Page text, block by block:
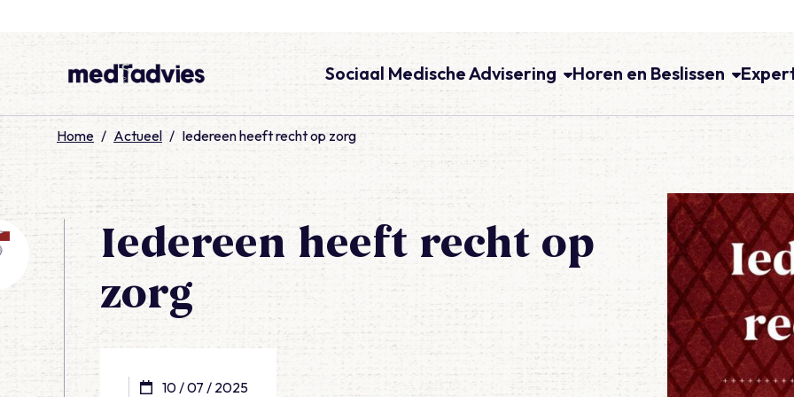
Sociaal Medische Advisering Horen en Beslissen
Home / Actueel / Iedereen heeft recht op zorg
Iedereen heeft recht op
zorg
10 / 07 / 2025